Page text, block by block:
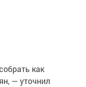
как
— уточнил